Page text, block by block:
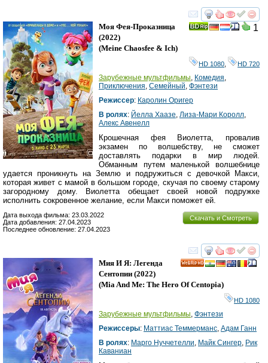
смотреть
1
Моя Фея-Проказница
(2022)
(Meine Chaosfee & Ich)
HD 1080 HD 720
Зарубежные мультфильмы Комедия
Приключения Семейный Фэнтези
Режиссер: Каролин Оригер
В ролях: Йелла Хаазе Лиза-Мари Королл
Алекс Авенелл
Крошечная фея Виолетта, провалив
экзамен по волшебству, не сможет
доставлять подарки в мир людей.
Обманным путем маленькой волшебнице
удается проникнуть на Землю и подружиться с девочкой Макси,
которая живет с мамой в большом городе, скучая по своему старому
загородному дому. Виолетта обещает своей новой подружке
исполнить сокровенное желание, если Макси поможет ей.
Скачать и Смотреть
Дата выхода фильма: 23.03.2022
Дата добавления: 27.04.2023
Последнее обновление: 27.04.2023
смотреть
Мия И Я: Легенда
Сентопии (2022)
(Mia And Me: The Hero Of Centopia)
HD 1080
Зарубежные мультфильмы Фэнтези
Режиссеры: Маттиас Теммерманс Адам Ганн
В ролях: Марго Нуччетелли Майк Сингер Рик
Каваниан